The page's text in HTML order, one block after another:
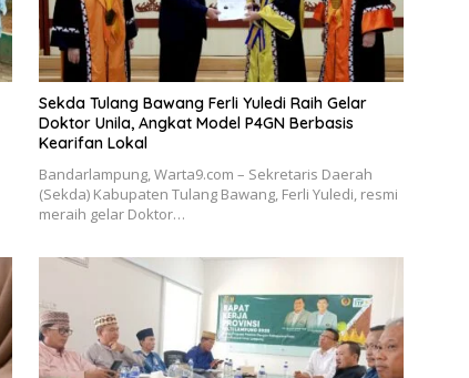
Sekda Tulang Bawang Ferli Yuledi Raih Gelar
Doktor Unila, Angkat Model P4GN Berbasis
Kearifan Lokal
Bandarlampung, Warta9.com – Sekretaris Daerah
(Sekda) Kabupaten Tulang Bawang, Ferli Yuledi, resmi
meraih gelar Doktor…